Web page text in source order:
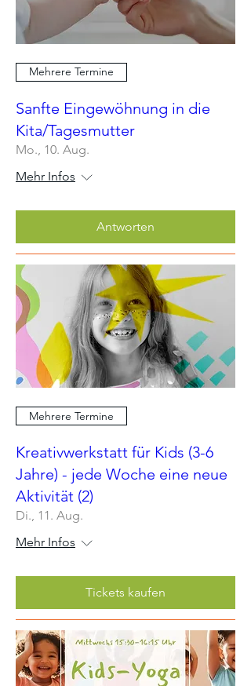
Mehrere Termine
Sanfte Eingewöhnung in die
Kita/Tagesmutter
Mo., 10. Aug.
Mehr Infos
Antworten
Mehrere Termine
Kreativwerkstatt für Kids (3-6
Jahre) - jede Woche eine neue
Aktivität (2)
Di., 11. Aug.
Mehr Infos
Tickets kaufen